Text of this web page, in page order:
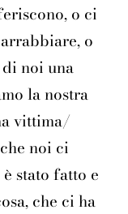
o ci
o
noi una
la nostra
vittima/
noi ci
stato fatto e
che ci ha